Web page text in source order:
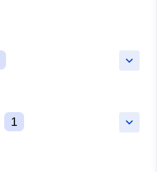
keyboard_arrow_down
keyboard_arrow_down
1